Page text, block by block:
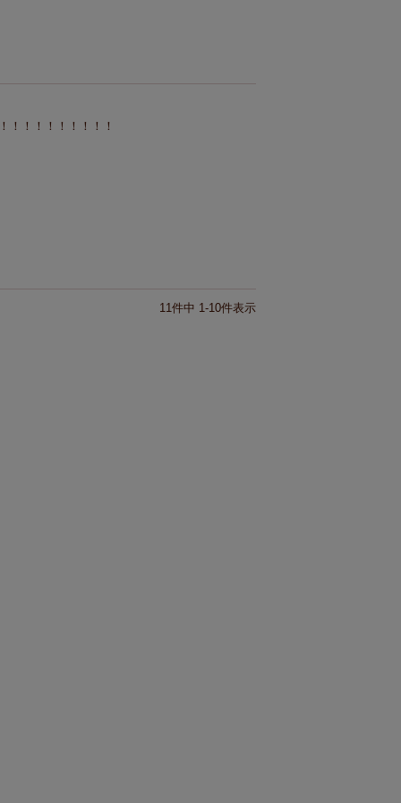
！！！！！！！！！
11件中 1-10件表示